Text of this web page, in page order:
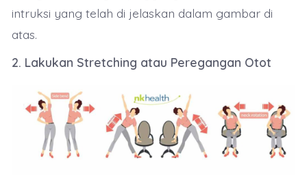
intruksi yang telah di jelaskan dalam gambar di
atas.
2. Lakukan Stretching atau Peregangan Otot